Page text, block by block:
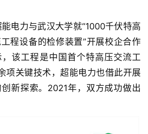
电力与武汉大学就“1000千伏特高
程设备的检修装置”开展校企合作
该工程是中国首个特高压交流工
项关键技术，超能电力也借此开展
新探索。2021年，双方成功做出